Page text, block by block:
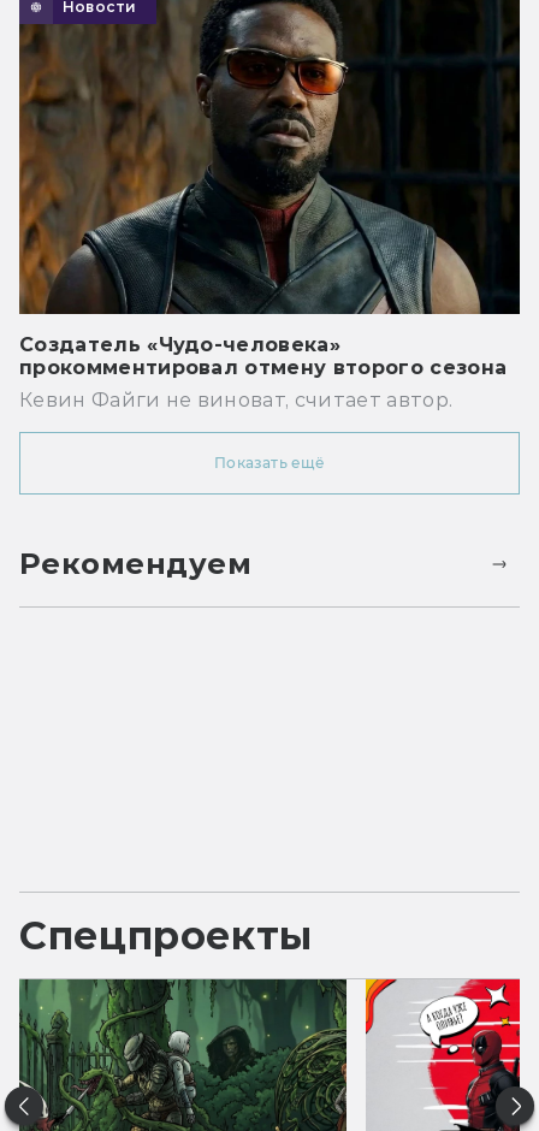
Новости
Создатель «Чудо-человека»
прокомментировал отмену второго сезона
Кевин Файги не виноват, считает автор.
Показать ещё
Рекомендуем
Спецпроекты